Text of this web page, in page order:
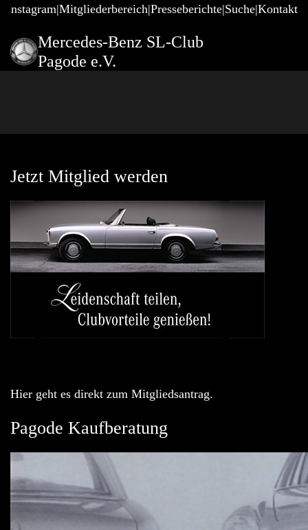
Mitgliederbereich Presseberichte Suche Kontakt
Mercedes-Benz SL-Club
Pagode e.V.
Jetzt Mitglied werden
Hier geht es direkt zum Mitgliedsantrag.
Pagode Kaufberatung